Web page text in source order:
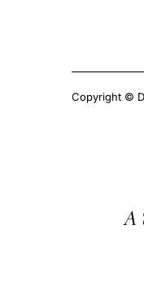
Copyright ©
A